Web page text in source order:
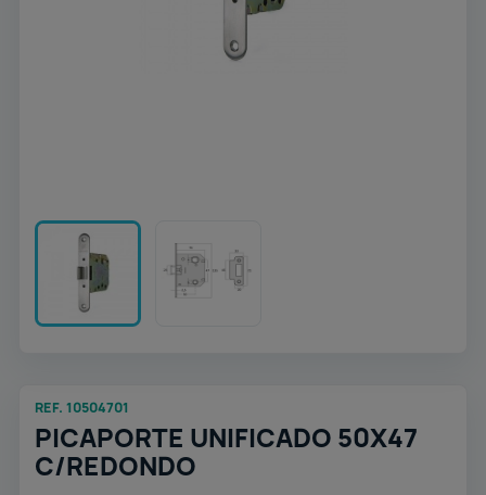
REF. 10504701
PICAPORTE UNIFICADO 50X47
C/REDONDO